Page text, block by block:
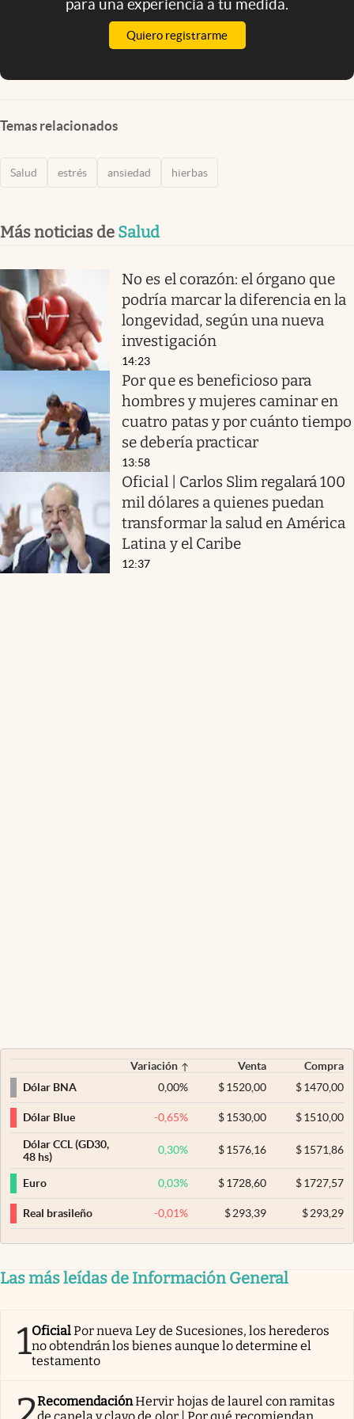
para una experiencia a tu medida.
Quiero registrarme
Temas relacionados
Salud estrés ansiedad hierbas
Más noticias de Salud
No es el corazón: el órgano que
podría marcar la diferencia en la
longevidad, según una nueva
investigación
14:23
Por que es beneficioso para
hombres y mujeres caminar en
cuatro patas y por cuánto tiempo
se debería practicar
13:58
Oficial | Carlos Slim regalará 100
mil dólares a quienes puedan
transformar la salud en América
Latina y el Caribe
12:37
Variación Venta
Compra
Dólar BNA
0,00% $ 1520,00 $1470,00
Dólar Blue -0,65% $ 1530,00 $1510,00
Dólar CCL (GD30,
48 hs)
0,30% $ 1576,16 $1571,86
Euro 0,03% $ 1728,60 $1727,57
Real brasileño -0,01% $ 293,39 $293,29
Las más leídas de Información General
1OficialPor nueva Ley de Sucesiones, los herederos
no obtendrán los bienes aunque lo determine el
testamento
RecomendaciónHervir hojas de laurel con ramitas